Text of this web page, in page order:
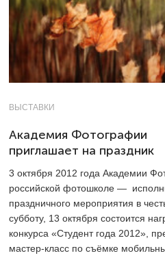
ВЫСТАВКИ
Академия Фотографии
приглашает на праздник
3 октября 2012 года Академии
российской фотошколе —
праздничного мероприятия в
субботу, 13 октября состоится
конкурса «Студент года 2012»,
мастер-класс по съёмке